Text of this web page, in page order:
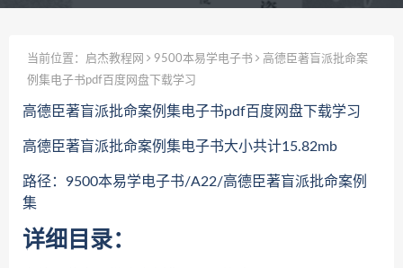
当前位置： 启杰教程网 9500本易学电子书
高德臣著盲派批命案
例集电子书pdf百度网盘下载学习
高德臣著盲派批命案例集电子书pdf百度网盘下载学习
高德臣著盲派批命案例集电子书大小共计15.82mb
路径：9500本易学电子书/A22/高德臣著盲派批命案例
集
详细目录：